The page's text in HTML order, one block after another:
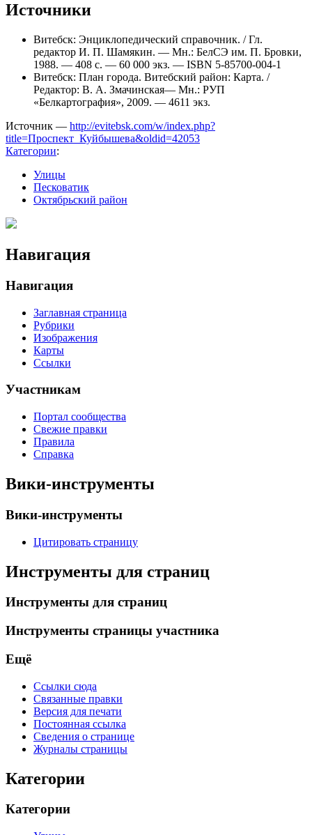
Источники
Витебск: Энциклопедический справочник. / Гл.
редактор И. П. Шамякин. — Мн.: БелСЭ им. П. Бровки,
1988. — 408 с. — 60 000 экз. — ISBN 5-85700-004-1
Витебск: План города. Витебский район: Карта. /
Редактор: В. А. Змачинская— Мн.: РУП
«Белкартография», 2009. — 4611 экз.
Источник — http://evitebsk.com/w/index.php?
title=Проспект_Куйбышева&oldid=42053
Категории:
Улицы
Песковатик
Октябрьский район
Навигация
Навигация
Заглавная страница
Рубрики
Изображения
Карты
Ссылки
Участникам
Портал сообщества
Свежие правки
Правила
Справка
Вики-инструменты
Вики-инструменты
Цитировать страницу
Инструменты для страниц
Инструменты для страниц
Инструменты страницы участника
Ещё
Ссылки сюда
Связанные правки
Версия для печати
Постоянная ссылка
Сведения о странице
Журналы страницы
Категории
Категории